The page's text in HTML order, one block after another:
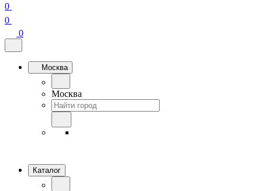
0
0
0
Москва
Москва
Каталог